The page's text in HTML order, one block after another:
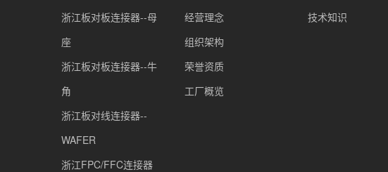
浙江板对板连接器--母
座
浙江板对板连接器--牛
角
浙江板对线连接器--
WAFER
浙江FPC/FFC连接器
经营理念
组织架构
荣誉资质
工厂概览
技术知识